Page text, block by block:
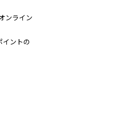
ンライン
イントの